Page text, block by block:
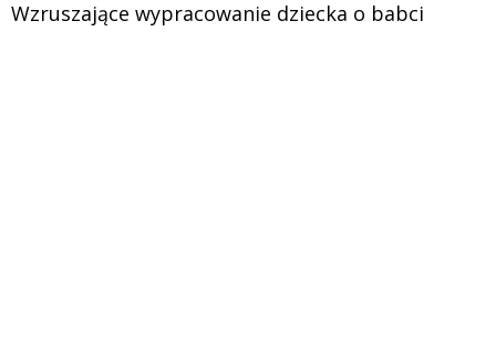
Wzruszające wypracowanie dziecka o babci